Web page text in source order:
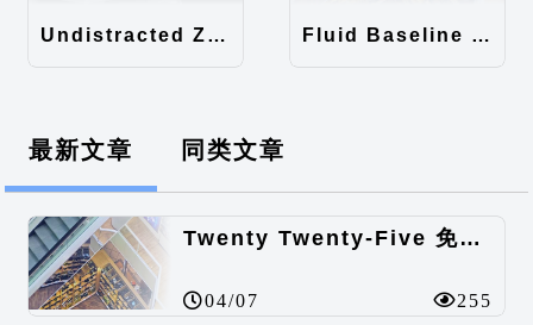
Undistracted Zen主题汉化包 Fluid Baseline Grid主题汉化包
最新文章 同类文章
Twenty Twenty-Five 免费的WordPress内容主题
04/07 255